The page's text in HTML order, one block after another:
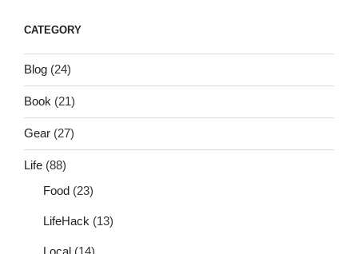
CATEGORY
Blog (24)
Book (21)
Gear (27)
Life (88)
Food (23)
LifeHack (13)
Local (14)